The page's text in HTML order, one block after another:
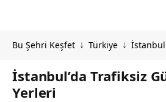
Bu Şehri Keşfet ↓ Türkiye ↓ İstanbul
İstanbul’da Trafiksiz
Yerleri